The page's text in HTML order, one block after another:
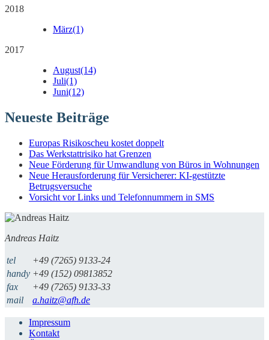
2018
März(1)
2017
August(14)
Juli(1)
Juni(12)
Neueste Beiträge
Europas Risikoscheu kostet doppelt
Das Werkstattrisiko hat Grenzen
Neue Förderung für Umwandlung von Büros in Wohnungen
Neue Herausforderung für Versicherer: KI-gestützte
Betrugsversuche
Vorsicht vor Links und Telefonnummern in SMS
Andreas Haitz
tel
+49 (7265) 9133-24
handy +49 (152) 09813852
fax
+49 (7265) 9133-33
mail
a.haitz@afh.de
Impressum
Kontakt